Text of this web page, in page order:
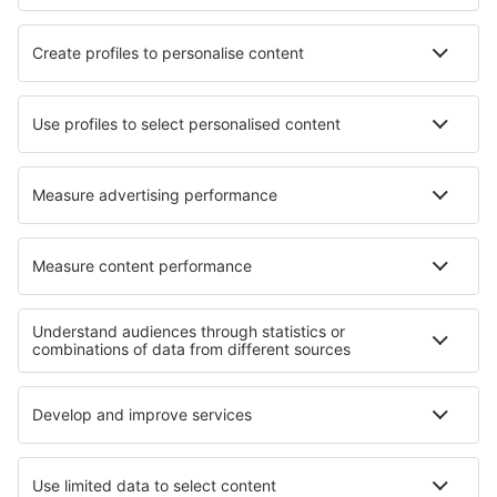
Ubytování in Moderówka Ubytování in Donji Okrug
Ubytování in Bad Münstereifel Ubytování in Landesbergen
Ubytování v Lotrinsku Ubytování na Francouzské Riviéře
Ubytování v Midi Pyrénées Ubytování v Goi
Ubytování v Roztoczanský národní park Ubytování na Nosy Be
Ubytování in Western Rhodopes
Ubytování v Katschberg/ Rennweg